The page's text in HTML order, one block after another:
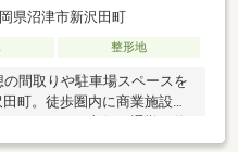
県沼津市新沢田町
整形地
間取りや駐車場スペースを
町。徒歩圏内に商業施設等